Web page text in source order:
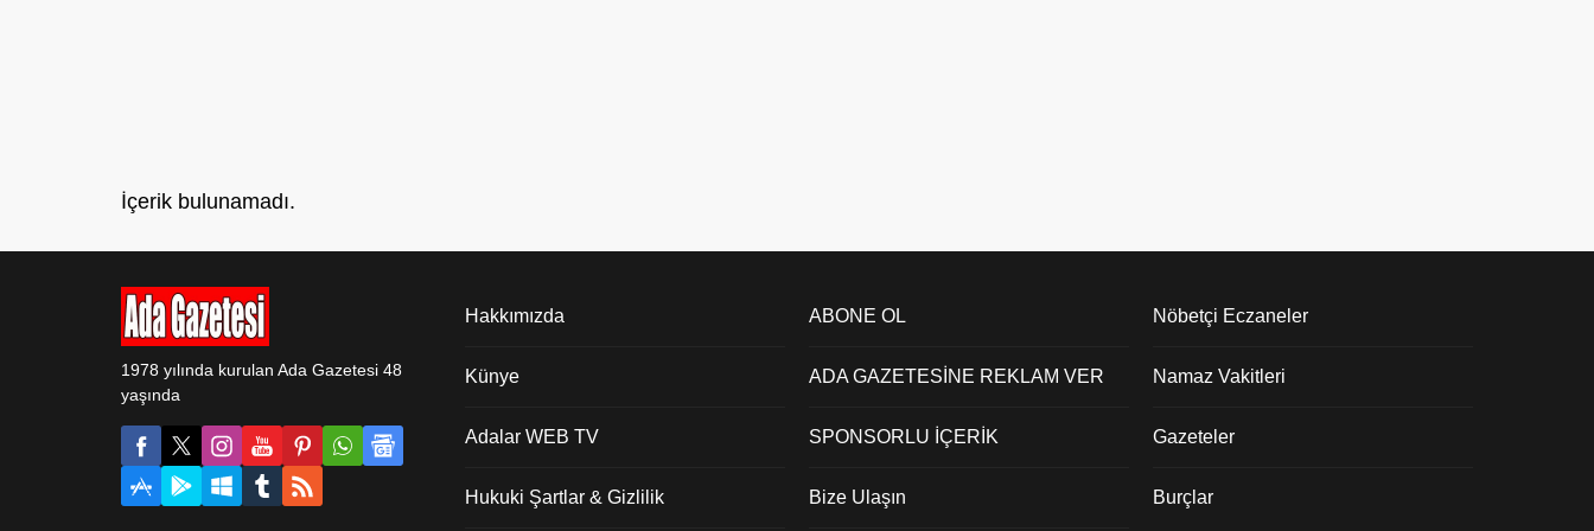
İçerik bulunamadı.
1978 yılında kurulan Ada Gazetesi 48
yaşında
Hakkımızda
Künye
Adalar WEB TV
Hukuki Şartlar & Gizlilik
ABONE OL
ADA GAZETESİNE REKLAM VER
SPONSORLU İÇERİK
Bize Ulaşın
Nöbetçi Eczaneler
Namaz Vakitleri
Gazeteler
Burçlar